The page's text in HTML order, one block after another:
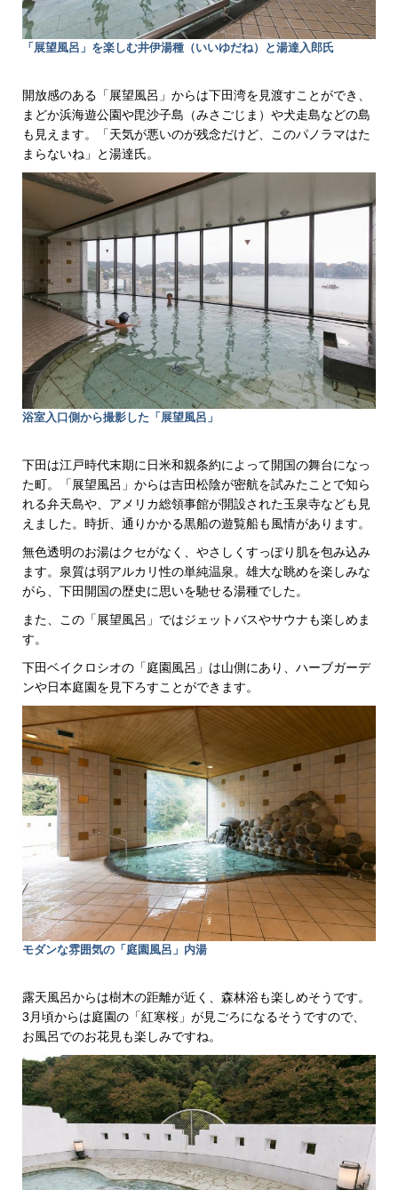
「展望風呂」を楽しむ井伊湯種（いいゆだね）と湯達入郎氏
開放感のある「展望風呂」からは下田湾を見渡すことができ、
まどか浜海遊公園や毘沙子島（みさごじま）や犬走島などの島
も見えます。「天気が悪いのが残念だけど、このパノラマはた
まらないね」と湯達氏。
浴室入口側から撮影した「展望風呂」
下田は江戸時代末期に日米和親条約によって開国の舞台になっ
た町。「展望風呂」からは吉田松陰が密航を試みたことで知ら
れる弁天島や、アメリカ総領事館が開設された玉泉寺なども見
えました。時折、通りかかる黒船の遊覧船も風情があります。
無色透明のお湯はクセがなく、やさしくすっぽり肌を包み込み
ます。泉質は弱アルカリ性の単純温泉。雄大な眺めを楽しみな
がら、下田開国の歴史に思いを馳せる湯種でした。
また、この「展望風呂」ではジェットバスやサウナも楽しめま
す。
下田ベイクロシオの「庭園風呂」は山側にあり、ハーブガーデ
ンや日本庭園を見下ろすことができます。
モダンな雰囲気の「庭園風呂」内湯
露天風呂からは樹木の距離が近く、森林浴も楽しめそうです。
3月頃からは庭園の「紅寒桜」が見ごろになるそうですので、
お風呂でのお花見も楽しみですね。